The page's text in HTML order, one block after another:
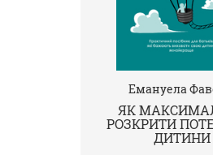
Емануела
ЯК
РОЗКРИТИ
ДИТИНИ